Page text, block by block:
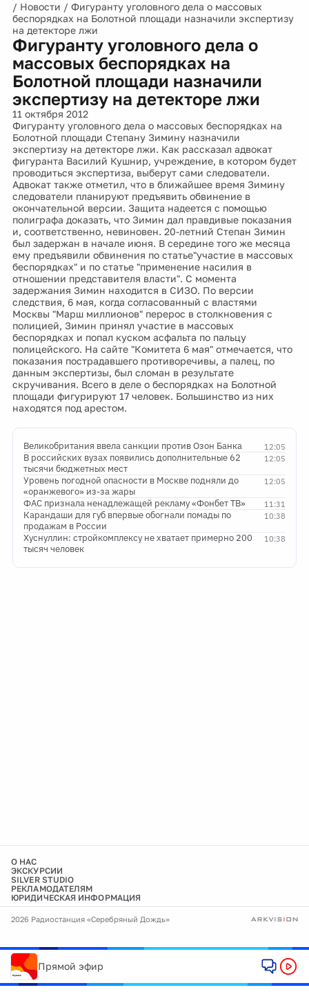
/ Новости / Фигуранту уголовного дела о массовых
беспорядках на Болотной площади назначили экспертизу
на детекторе лжи
Фигуранту уголовного дела о
массовых беспорядках на
Болотной площади назначили
экспертизу на детекторе лжи
11 октября 2012
Фигуранту уголовного дела о массовых беспорядках на
Болотной площади Степану Зимину назначили
экспертизу на детекторе лжи. Как рассказал адвокат
фигуранта Василий Кушнир, учреждение, в котором будет
проводиться экспертиза, выберут сами следователи.
Адвокат также отметил, что в ближайшее время Зимину
следователи планируют предъявить обвинение в
окончательной версии. Защита надеется с помощью
полиграфа доказать, что Зимин дал правдивые показания
и, соответственно, невиновен. 20-летний Степан Зимин
был задержан в начале июня. В середине того же месяца
ему предъявили обвинения по статье"участие в массовых
беспорядках" и по статье "применение насилия в
отношении представителя власти". С момента
задержания Зимин находится в СИЗО. По версии
следствия, 6 мая, когда согласованный с властями
Москвы "Марш миллионов" перерос в столкновения с
полицией, Зимин принял участие в массовых
беспорядках и попал куском асфальта по пальцу
полицейского. На сайте "Комитета 6 мая" отмечается, что
показания пострадавшего противоречивы, а палец, по
данным экспертизы, был сломан в результате
скручивания. Всего в деле о беспорядках на Болотной
площади фигурируют 17 человек. Большинство из них
находятся под арестом.
12:05
Великобритания ввела санкции против Озон Банка
12:05
В российских вузах появились дополнительные 62
тысячи бюджетных мест
12:05
Уровень погодной опасности в Москве подняли до
«оранжевого» из-за жары
11:31
ФАС признала ненадлежащей рекламу «Фонбет ТВ»
10:38
Карандаши для губ впервые обогнали помады по
продажам в России
10:38
Хуснуллин: стройкомплексу не хватает примерно 200
тысяч человек
О НАС
ЭКСКУРСИИ
SILVER STUDIO
РЕКЛАМОДАТЕЛЯМ
ЮРИДИЧЕСКАЯ ИНФОРМАЦИЯ
2026 Радиостанция «Серебряный Дождь»
Прямой эфир